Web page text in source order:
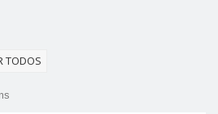
TODOS